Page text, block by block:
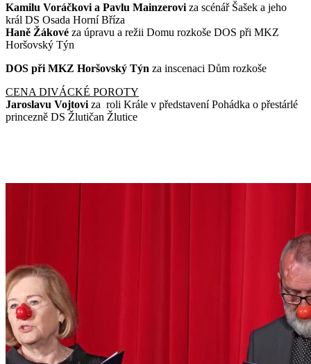
Kamilu Voráčkovi a Pavlu Mainzerovi za scénář Šašek a jeho
král DS Osada Horní Bříza
Haně Žákové za úpravu a režii Domu rozkoše DOS při MKZ
Horšovský Týn
DOS při MKZ Horšovský Týn za inscenaci Dům rozkoše
CENA DIVÁCKÉ POROTY
Jaroslavu Vojtovi za roli Krále v představení Pohádka o přestárlé
princezně DS Žlutičan Žlutice